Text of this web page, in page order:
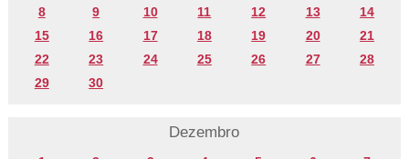
8
9 10 11 12 13
14
15
16 17 18 19 20
21
22
23 24 25 26 27
28
29
30
Dezembro